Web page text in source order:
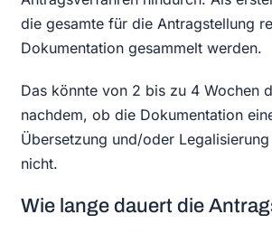
die gesamte für die Antragstellung
Dokumentation gesammelt werden.
Das könnte von 2 bis zu 4 Wochen
nachdem, ob die Dokumentation
Übersetzung und/oder
nicht.
Wie lange dauert die